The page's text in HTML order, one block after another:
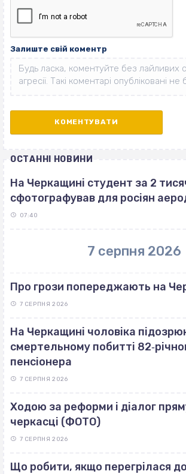
Залиште свій коментр
ОСТАННІ НОВИНИ
На Черкащині студент за 2
сфотографував для росіян
07:40
7 серпня 2026
Про грози попереджають на
7 СЕРПНЯ 2026
На Черкащині чоловіка
смертельному побитті
пенсіонера
7 СЕРПНЯ 2026
Ходою за реформи і діалог
черкасці (ФОТО)
7 СЕРПНЯ 2026
Що робити, якщо перегрілася